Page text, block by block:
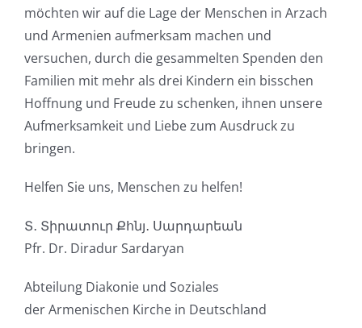
möchten wir auf die Lage der Menschen in Arzach
und Armenien aufmerksam machen und
versuchen, durch die gesammelten Spenden den
Familien mit mehr als drei Kindern ein bisschen
Hoffnung und Freude zu schenken, ihnen unsere
Aufmerksamkeit und Liebe zum Ausdruck zu
bringen.
Helfen Sie uns, Menschen zu helfen!
Տ․ Տիրատուր Քհնյ․ Սարդարեան
Pfr. Dr. Diradur Sardaryan
Abteilung Diakonie und Soziales
der Armenischen Kirche in Deutschland